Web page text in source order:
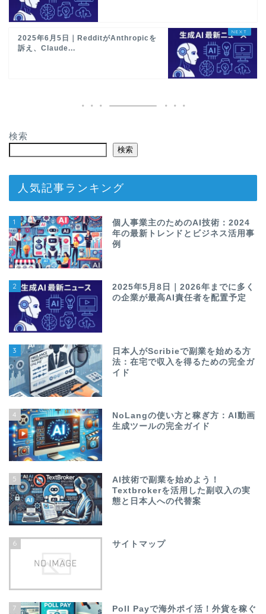
2025年6月5日｜RedditがAnthropicを
訴え、Claude...
検索
検索
人気記事ランキング
1
個人事業主のためのAI技術：2024
年の最新トレンドとビジネス活用事
例
2
2025年5月8日｜2026年までに多く
の企業が最高AI責任者を配置予定
3
日本人がScribieで副業を始める方
法：在宅で収入を得るための完全ガ
イド
4
NoLangの使い方と稼ぎ方：AI動画
生成ツールの完全ガイド
5
AI技術で副業を始めよう！
Textbrokerを活用した副収入の実
態と日本人への代替案
6 サイトマップ
7
Poll Payで海外ポイ活！外貨を稼ぐ